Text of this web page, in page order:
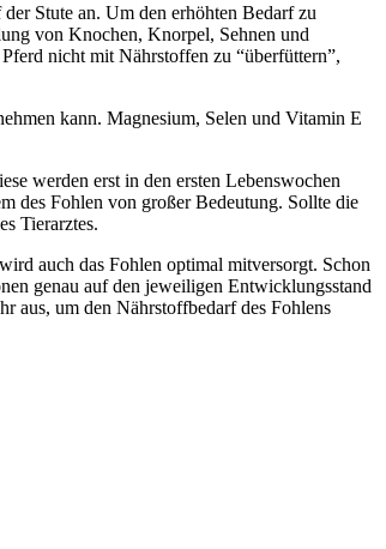
Stute an. Um den erhöhten Bedarf zu
von Knochen, Knorpel, Sehnen und
nicht mit Nährstoffen zu “überfüttern”,
kann. Magnesium, Selen und Vitamin E
werden erst in den ersten Lebenswochen
des Fohlen von großer Bedeutung. Sollte die
Tierarztes.
auch das Fohlen optimal mitversorgt. Schon
genau auf den jeweiligen Entwicklungsstand
aus, um den Nährstoffbedarf des Fohlens